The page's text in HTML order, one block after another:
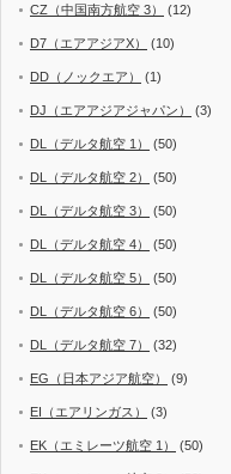
CZ（中国南方航空 3） (12)
D7（エアアジアX） (10)
DD（ノックエア） (1)
DJ（エアアジアジャパン） (3)
DL（デルタ航空 1） (50)
DL（デルタ航空 2） (50)
DL（デルタ航空 3） (50)
DL（デルタ航空 4） (50)
DL（デルタ航空 5） (50)
DL（デルタ航空 6） (50)
DL（デルタ航空 7） (32)
EG（日本アジア航空） (9)
EI（エアリンガス） (3)
EK（エミレーツ航空 1） (50)